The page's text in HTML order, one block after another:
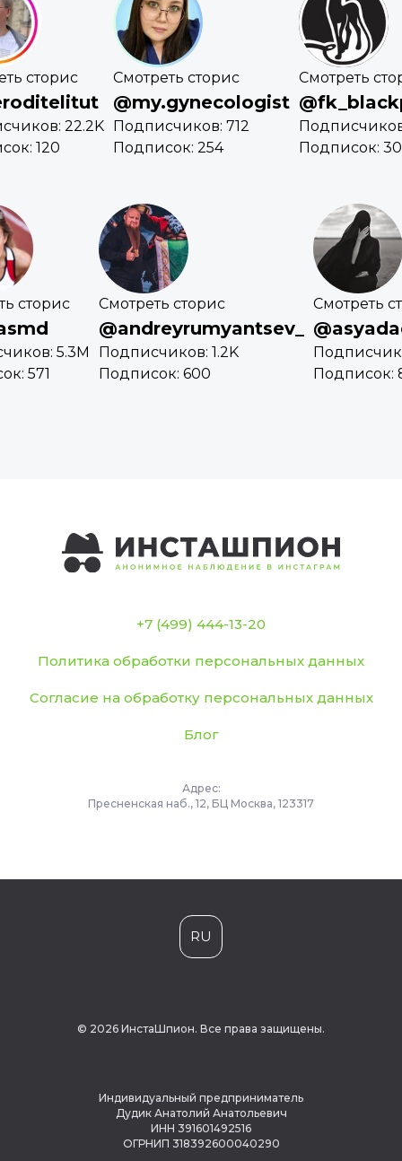
сторис
22.2K
120
Смотреть сторис
@my.gynecologist
Подписчиков: 712
Подписок: 254
Смотреть
Подписок:
сторис
5.3M
571
Смотреть сторис
@andreyrumyantsev_
Подписчиков: 1.2K
Подписок: 600
Смотреть
Подписок:
+7 (499) 444-13-20
Политика обработки персональных данных
Согласие на обработку персональных данных
Блог
Адрес:
Пресненская наб., 12, БЦ Москва, 123317
RU
© 2026 ИнстаШпион. Все права защищены.
Индивидуальный предприниматель
Дудик Анатолий Анатольевич
ИНН 391601492516
ОГРНИП 318392600040290